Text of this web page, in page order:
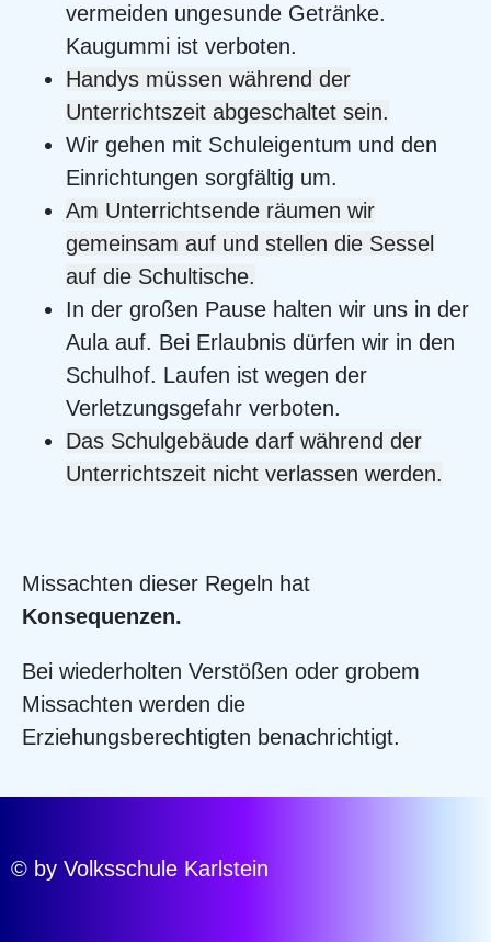
vermeiden ungesunde Getränke.
Kaugummi ist verboten.
Handys müssen während der
Unterrichtszeit abgeschaltet sein.
Wir gehen mit Schuleigentum und den
Einrichtungen sorgfältig um.
Am Unterrichtsende räumen wir
gemeinsam auf und stellen die Sessel
auf die Schultische.
In der großen Pause halten wir uns in der
Aula auf. Bei Erlaubnis dürfen wir in den
Schulhof. Laufen ist wegen der
Verletzungsgefahr verboten.
Das Schulgebäude darf während der
Unterrichtszeit nicht verlassen werden.
Missachten dieser Regeln hat
Konsequenzen.
Bei wiederholten Verstößen oder grobem
Missachten werden die
Erziehungsberechtigten benachrichtigt.
© by Volksschule Karlstein